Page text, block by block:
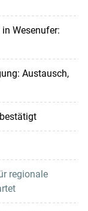
Wesenufer:
Austausch,
regionale